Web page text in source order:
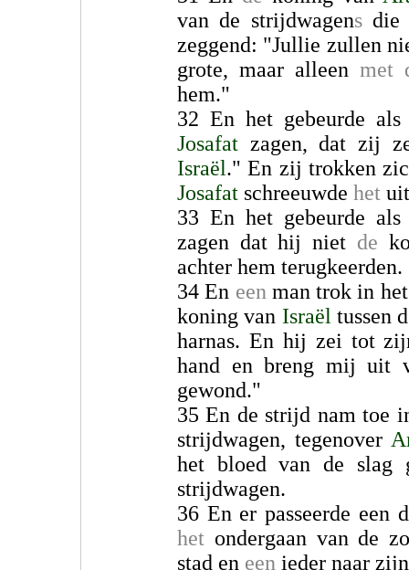
van de strijdwagensdie
zeggend: "Jullie zullen
grote, maar alleen met
hem."
32 En het gebeurde
Josafat zagen, dat zij
Israël." En zij trokken
Josafat schreeuwde het
33 En het gebeurde
zagen dat hij niet de
achter hem terugkeerden.
34 En een man trok in
koning van Israël tussen
harnas. En hij zei tot
hand en breng mij uit
gewond."
35 En de strijd nam toe
strijdwagen, tegenover
het bloed van de slag
strijdwagen.
36 En er passeerde een
het ondergaan van de
stad en een ieder naar